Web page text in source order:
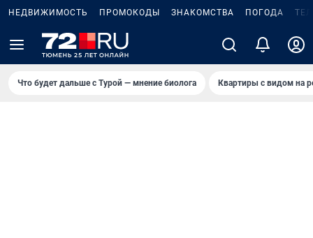
НЕДВИЖИМОСТЬ ПРОМОКОДЫ ЗНАКОМСТВА ПОГОДА
Что будет дальше с Турой — мнение биолога Квартиры с видом на